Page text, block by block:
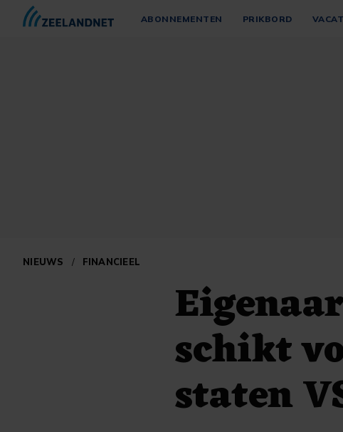
ABONNEMENTEN PRIKBORD
NIEUWS / FINANCIEEL
schikt
staten